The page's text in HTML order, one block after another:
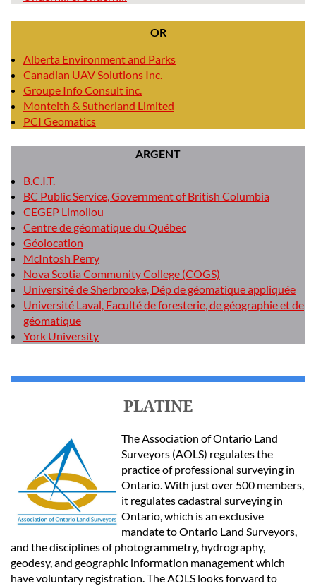
OR
Alberta Environment and Parks
Canadian UAV Solutions Inc.
Groupe Info Consult inc.
Monteith & Sutherland Limited
PCI Geomatics
ARGENT
B.C.I.T.
BC Public Service, Government of British Columbia
CEGEP Limoilou
Centre de géomatique du Québec
Géolocation
McIntosh Perry
Nova Scotia Community College (COGS)
Université de Sherbrooke, Dép de géomatique appliquée
Université Laval, Faculté de foresterie, de géographie et de
géomatique
York University
PLATINE
The Association of Ontario Land
Surveyors (AOLS) regulates the
practice of professional surveying in
Ontario. With just over 500 members,
it regulates cadastral surveying in
Ontario, which is an exclusive
mandate to Ontario Land Surveyors,
and the disciplines of photogrammetry, hydrography,
geodesy, and geographic information management which
have voluntary registration. The AOLS looks forward to